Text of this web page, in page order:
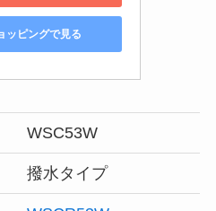
ッピングで見る
WSC53W
撥水タイプ